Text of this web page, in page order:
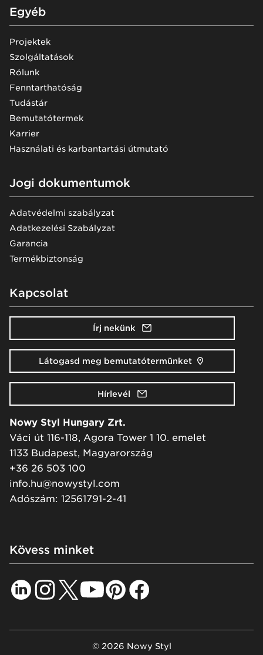
Egyéb
Projektek
Szolgáltatások
Rólunk
Fenntarthatóság
Tudástár
Bemutatótermek
Karrier
Használati és karbantartási útmutató
Jogi dokumentumok
Adatvédelmi szabályzat
Adatkezelési Szabályzat
Garancia
Termékbiztonság
Kapcsolat
Írj nekünk
Látogasd meg bemutatótermünket
Hírlevél
Nowy Styl Hungary Zrt.
Váci út 116-118, Agora Tower 1 10. emelet
1133 Budapest, Magyarország
+36 26 503 100
info.hu@nowystyl.com
Adószám: 12561791-2-41
Kövess minket
© 2026 Nowy Styl